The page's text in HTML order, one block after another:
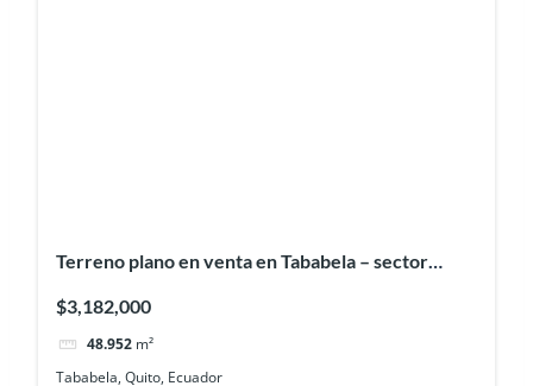
Terreno plano en venta en Tababela – sector
$3,182,000
48.952 m²
Tababela, Quito, Ecuador